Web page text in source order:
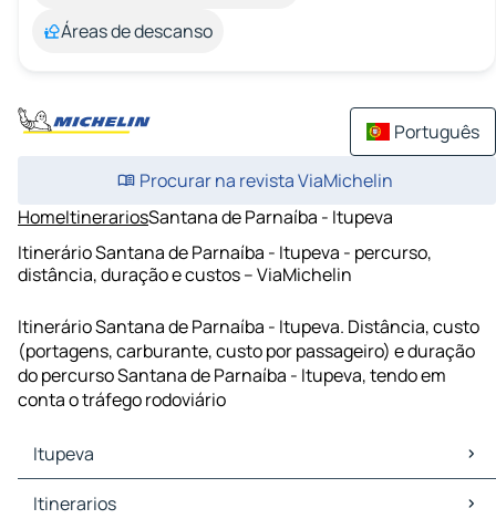
Áreas de descanso
Português
Procurar na revista ViaMichelin
HomeItinerariosSantana de Parnaíba - Itupeva
Itinerário Santana de Parnaíba - Itupeva - percurso,
distância, duração e custos – ViaMichelin
Itinerário Santana de Parnaíba - Itupeva. Distância, custo
(portagens, carburante, custo por passageiro) e duração
do percurso Santana de Parnaíba - Itupeva, tendo em
conta o tráfego rodoviário
Itupeva
Itupeva Mapas Plantas
Itinerarios